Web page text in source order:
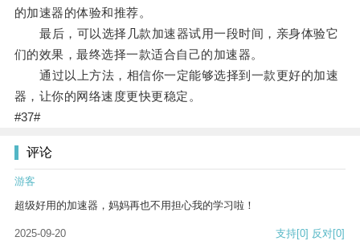
的加速器的体验和推荐。
最后，可以选择几款加速器试用一段时间，亲身体验它
们的效果，最终选择一款适合自己的加速器。
通过以上方法，相信你一定能够选择到一款更好的加速
器，让你的网络速度更快更稳定。
#37#
评论
游客
超级好用的加速器，妈妈再也不用担心我的学习啦！
2025-09-20 支持[0] 反对[0]